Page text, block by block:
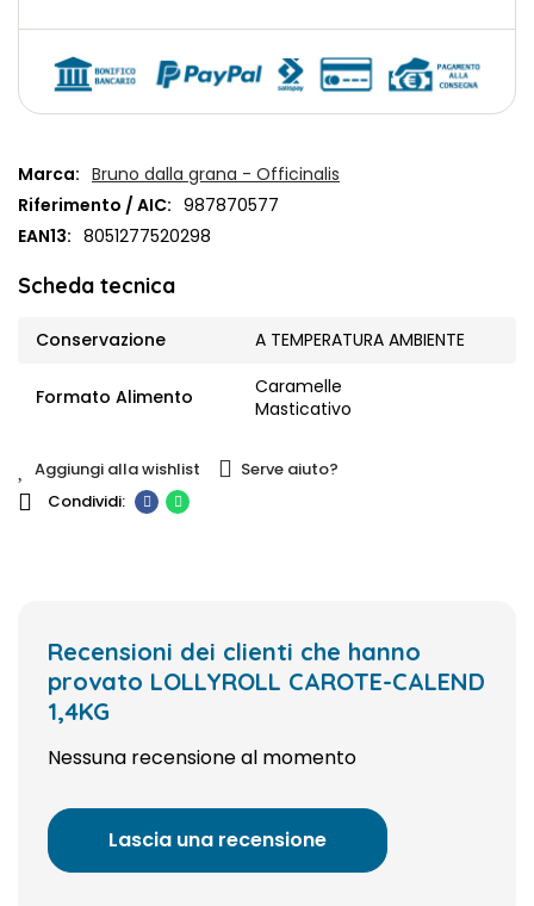
Marca: Bruno dalla grana - Officinalis
Riferimento / AIC: 987870577
EAN13: 8051277520298
Scheda tecnica
Conservazione A TEMPERATURA AMBIENTE
Formato Alimento
Caramelle
Masticativo
Aggiungi alla wishlist Serve aiuto?
Recensioni dei clienti che hanno
provato LOLLYROLL CAROTE-CALEND
1,4KG
Nessuna recensione al momento
Lascia una recensione